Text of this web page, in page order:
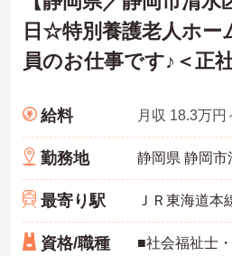
日☆特別養護老人ホー
員のお仕事です♪＜正
給料
勤務地
最寄り駅
資格/職種